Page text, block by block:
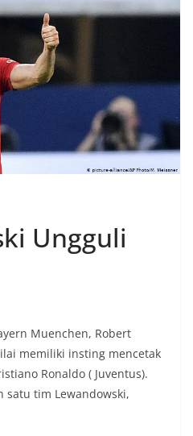
Ungguli
Muenchen, Robert
memiliki insting mencetak
Ronaldo ( Juventus).
satu tim Lewandowski,